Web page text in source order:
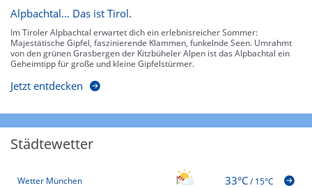
Alpbachtal… Das ist Tirol.
Im Tiroler Alpbachtal erwartet dich ein erlebnisreicher Sommer:
Majestätische Gipfel, faszinierende Klammen, funkelnde Seen. Umrahmt
von den grünen Grasbergen der Kitzbüheler Alpen ist das Alpbachtal ein
Geheimtipp für große und kleine Gipfelstürmer.
Jetzt entdecken
Städtewetter
Wetter München 33°C/15°C